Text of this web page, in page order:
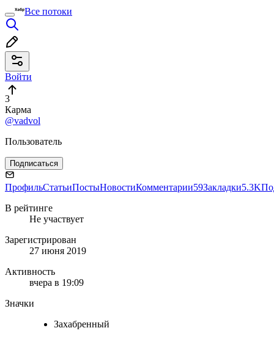
Все потоки
Войти
3
Карма
@vadvol
Пользователь
Подписаться
ПрофильСтатьиПостыНовостиКомментарии59Закладки5.3K
В рейтинге
Не участвует
Зарегистрирован
27 июня 2019
Активность
вчера в 19:09
Значки
Захабренный